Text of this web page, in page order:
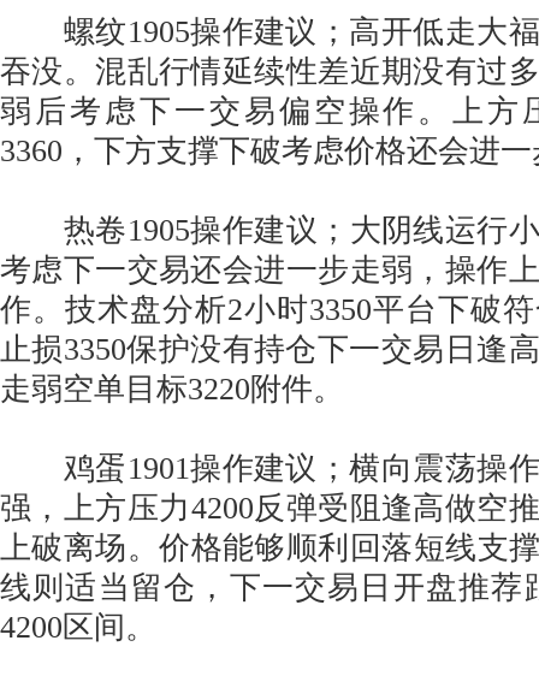
螺纹1905操作建议；高开低走大
吞没。混乱行情延续性差近期没有过
弱后考虑下一交易偏空操作。上方
3360，下方支撑下破考虑价格还会进
热卷1905操作建议；大阴线运行小
考虑下一交易还会进一步走弱，操作
作。技术盘分析2小时3350平台下破
止损3350保护没有持仓下一交易日逢
走弱空单目标3220附件。
鸡蛋1901操作建议；横向震荡操
强，上方压力4200反弹受阻逢高做空
上破离场。价格能够顺利回落短线支
线则适当留仓，下一交易日开盘推荐
4200区间。